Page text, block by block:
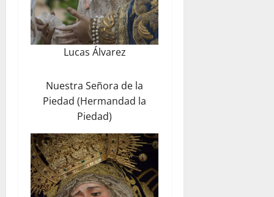
Lucas Álvarez
Nuestra Señora de la
Piedad (Hermandad la
Piedad)